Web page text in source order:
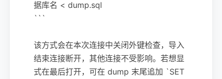
据库名 < dump.sql
```
该方式会在本次连接中关闭外键检查，导入
结束连接断开，其他连接不受影响。若想显
式在最后打开，可在 dump 末尾追加 `SET